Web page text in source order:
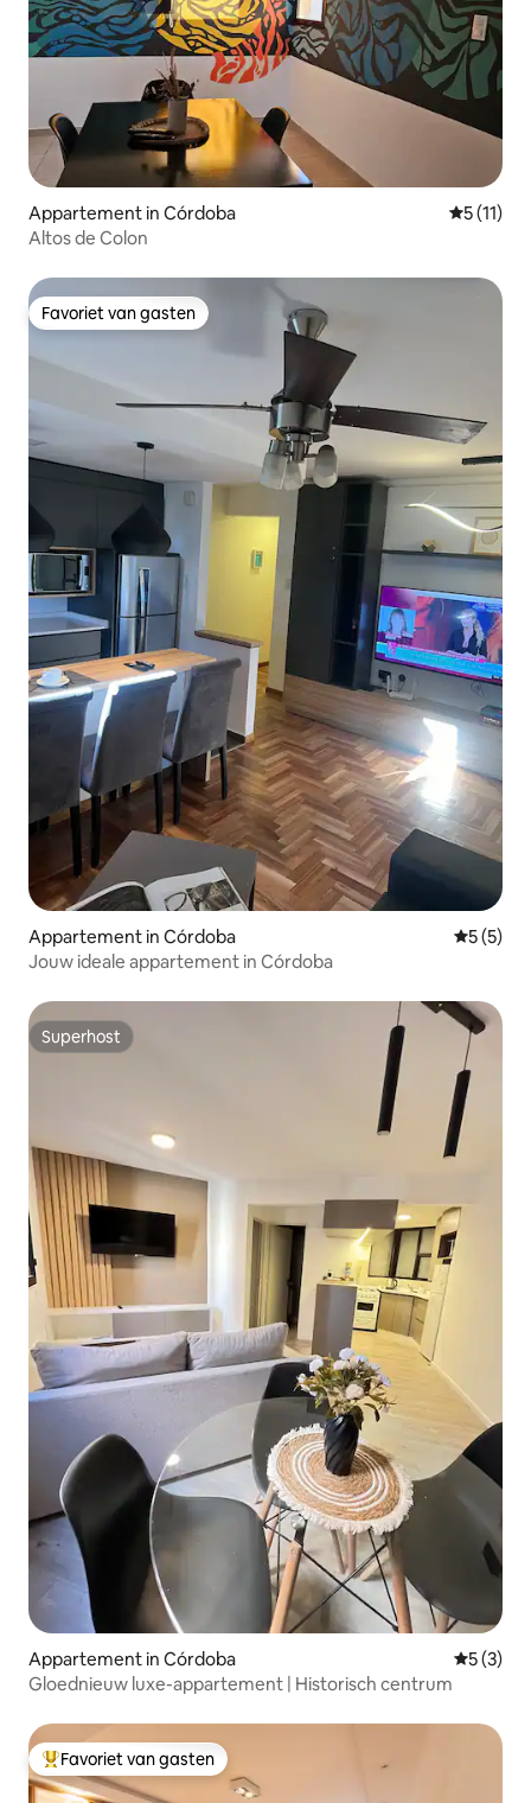
Appartement in Córdoba
5 (11)
Altos de Colon
Favoriet van gasten
Favoriet van gasten
Appartement in Córdoba
5 (5)
Jouw ideale appartement in Córdoba
Superhost
Superhost
Appartement in Córdoba
5 (3)
Gloednieuw luxe-appartement | Historisch centrum
Topfavoriet van gasten
Favoriet van gasten